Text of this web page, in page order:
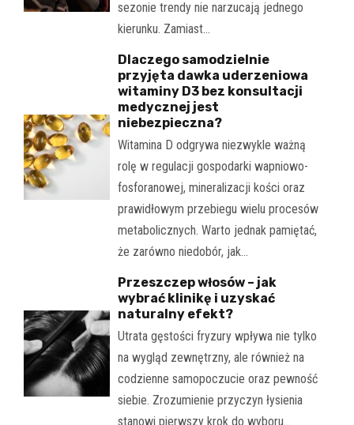
sezonie trendy nie narzucają jednego
kierunku. Zamiast…
Dlaczego samodzielnie
przyjęta dawka uderzeniowa
witaminy D3 bez konsultacji
medycznej jest
niebezpieczna?
Witamina D odgrywa niezwykle ważną
rolę w regulacji gospodarki wapniowo-
fosforanowej, mineralizacji kości oraz
prawidłowym przebiegu wielu procesów
metabolicznych. Warto jednak pamiętać,
że zarówno niedobór, jak…
Przeszczep włosów – jak
wybrać klinikę i uzyskać
naturalny efekt?
Utrata gęstości fryzury wpływa nie tylko
na wygląd zewnętrzny, ale również na
codzienne samopoczucie oraz pewność
siebie. Zrozumienie przyczyn łysienia
stanowi pierwszy krok do wyboru…